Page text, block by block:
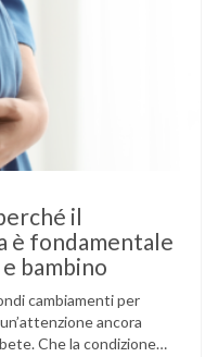
il
è fondamentale
bambino
cambiamenti per
ancora
Che la condizione